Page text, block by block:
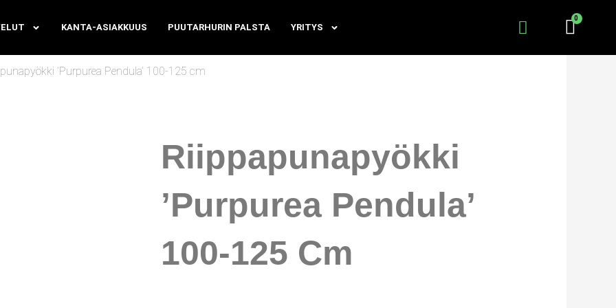
KANTA-ASIAKKUUS PUUTARHURIN PALSTA YRITYS
’Purpurea Pendula’ 100-125 cm
Riippapunapyökki
’Purpurea Pendula’
100-125 Cm